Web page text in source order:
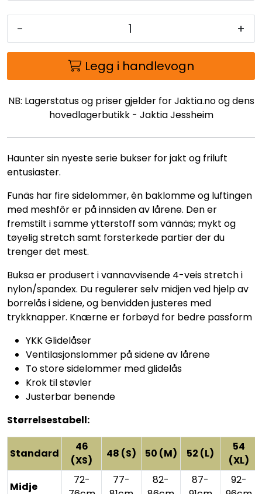
- +
Legg i handlevogn
NB: Lagerstatus og priser gjelder for Jaktia.no og dens
hovedlagerbutikk - Jaktia Jessheim
Haunter sin nyeste serie bukser for jakt og friluft
entusiaster.
Funäs har fire sidelommer, èn baklomme og luftingen
med meshfôr er på innsiden av lårene. Den er
fremstilt i samme ytterstoff som vännäs; mykt og
tøyelig stretch samt forsterkede partier der du
trenger det mest.
Buksa er produsert i vannavvisende 4-veis stretch i
nylon/spandex. Du regulerer selv midjen ved hjelp av
borrelås i sidene, og benvidden justeres med
trykknapper. Knærne er forbøyd for bedre passform
YKK Glidelåser
Ventilasjonslommer på sidene av lårene
To store sidelommer med glidelås
Krok til støvler
Justerbar benende
Størrelsestabell:
Standard
46
(XS)
48 (S) 50 (M) 52 (L)
54
(XL)
Midje
72-
77-
82-
87-
92-